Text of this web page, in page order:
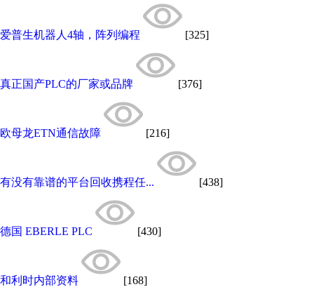
爱普生机器人4轴，阵列编程 [325]
真正国产PLC的厂家或品牌 [376]
欧母龙ETN通信故障 [216]
有没有靠谱的平台回收携程任... [438]
德国 EBERLE PLC [430]
和利时内部资料 [168]